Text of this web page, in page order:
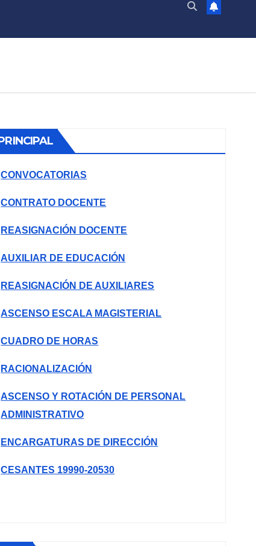
CONVOCATORIAS
CONTRATO DOCENTE
REASIGNACIÓN DOCENTE
AUXILIAR DE EDUCACIÓN
REASIGNACIÓN DE AUXILIARES
ASCENSO ESCALA MAGISTERIAL
CUADRO DE HORAS
RACIONALIZACIÓN
ASCENSO Y ROTACIÓN DE PERSONAL
ADMINISTRATIVO
ENCARGATURAS DE DIRECCIÓN
CESANTES 19990-20530